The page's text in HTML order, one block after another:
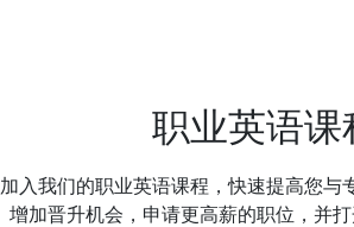
职业英语课
加入我们的职业英语课程，快速提高您与
增加晋升机会，申请更高薪的职位，并